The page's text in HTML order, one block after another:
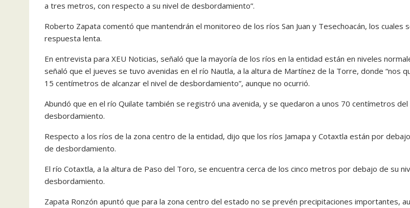
a tres metros, con respecto a su nivel de desbordamiento”.
Roberto Zapata comentó que mantendrán el monitoreo de los ríos San Juan y Tesechoacán, los cuales
respuesta lenta.
En entrevista para XEU Noticias, señaló que la mayoría de los ríos en la entidad están en niveles
señaló que el jueves se tuvo avenidas en el río Nautla, a la altura de Martínez de la Torre, donde “nos
15 centímetros de alcanzar el nivel de desbordamiento”, aunque no ocurrió.
Abundó que en el río Quilate también se registró una avenida, y se quedaron a unos 70 centímetros del
desbordamiento.
Respecto a los ríos de la zona centro de la entidad, dijo que los ríos Jamapa y Cotaxtla están por
de desbordamiento.
El río Cotaxtla, a la altura de Paso del Toro, se encuentra cerca de los cinco metros por debajo de su
desbordamiento.
Zapata Ronzón apuntó que para la zona centro del estado no se prevén precipitaciones importantes,